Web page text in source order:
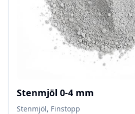
Stenmjöl 0-4 mm
Stenmjöl, Finstopp